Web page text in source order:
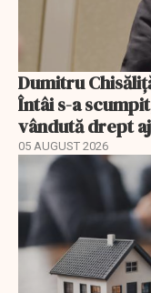
Dumitru
Întâi s-a
vândută drept
05 AUGUST 2026